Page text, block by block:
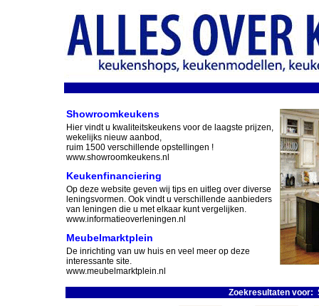
Showroomkeukens
Hier vindt u kwaliteitskeukens voor de laagste prijzen,
wekelijks nieuw aanbod,
ruim 1500 verschillende opstellingen !
www.showroomkeukens.nl
Keukenfinanciering
Op deze website geven wij tips en uitleg over diverse
leningsvormen. Ook vindt u verschillende aanbieders
van leningen die u met elkaar kunt vergelijken.
www.informatieoverleningen.nl
Meubelmarktplein
De inrichting van uw huis en veel meer op deze
interessante site.
www.meubelmarktplein.nl
Zoekresultaten voor: